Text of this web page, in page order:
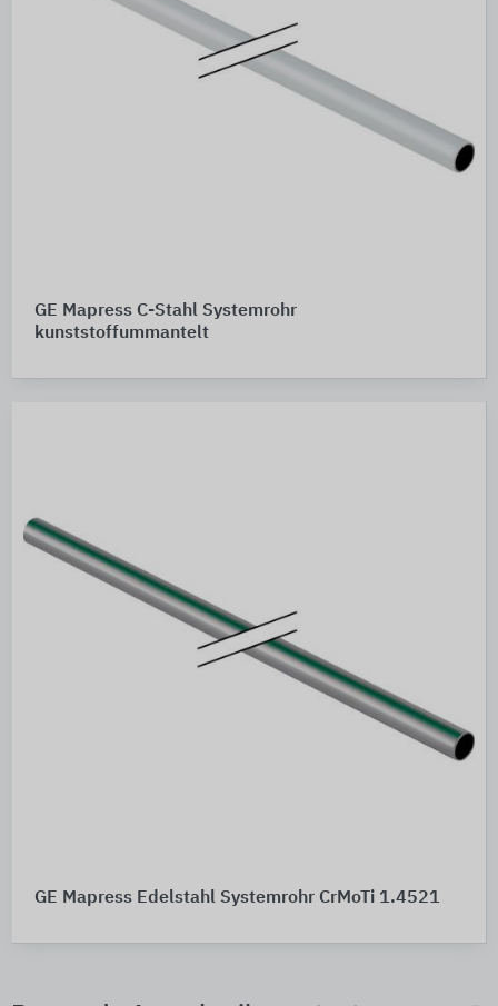
GE Mapress C-Stahl Systemrohr
kunststoffummantelt
GE Mapress Edelstahl Systemrohr CrMoTi 1.4521